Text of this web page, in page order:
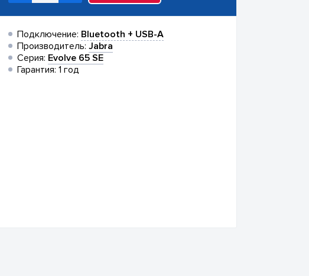
Подключение: Bluetooth + USB-A
Производитель: Jabra
Серия: Evolve 65 SE
Гарантия: 1 год